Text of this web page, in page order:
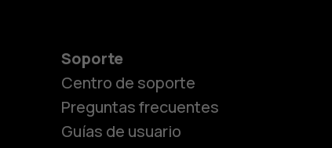
Soporte
Centro de soporte
Preguntas frecuentes
Guías de usuario